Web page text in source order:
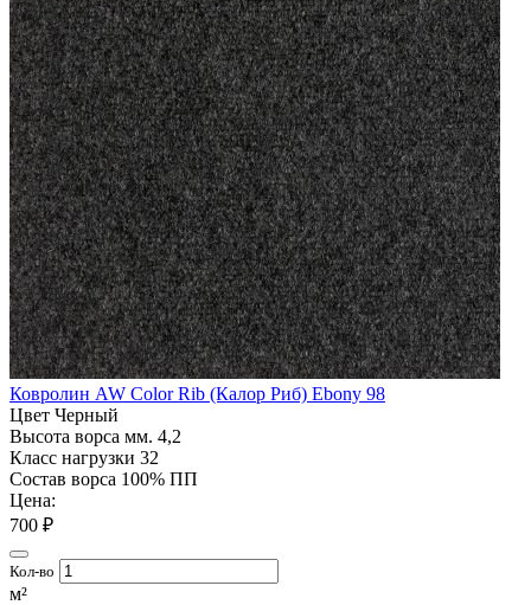
Ковролин AW Color Rib (Калор Риб) Ebony 98
Цвет Черный
Высота ворса мм. 4,2
Класс нагрузки 32
Состав ворса 100% ПП
Цена:
700 ₽
Кол-во
м²